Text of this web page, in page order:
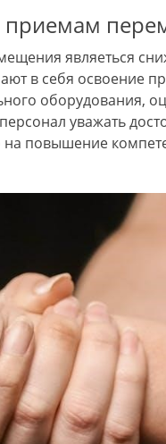
приемам
являеться
в себя освоение
оборудования,
уважать
повышение